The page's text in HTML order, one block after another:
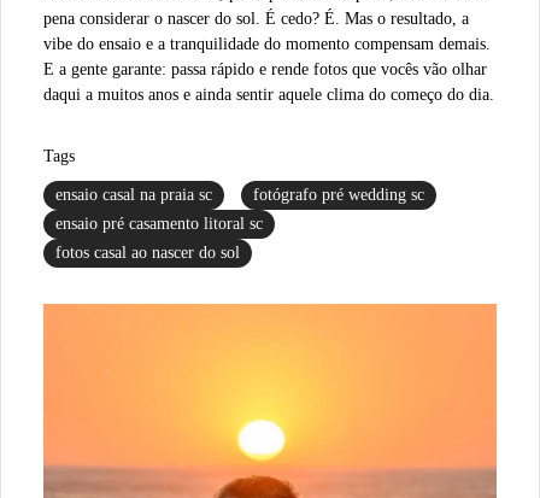
pena considerar o nascer do sol. É cedo? É. Mas o resultado, a
vibe do ensaio e a tranquilidade do momento compensam demais.
E a gente garante: passa rápido e rende fotos que vocês vão olhar
daqui a muitos anos e ainda sentir aquele clima do começo do dia.
Tags
ensaio casal na praia sc
fotógrafo pré wedding sc
ensaio pré casamento litoral sc
fotos casal ao nascer do sol